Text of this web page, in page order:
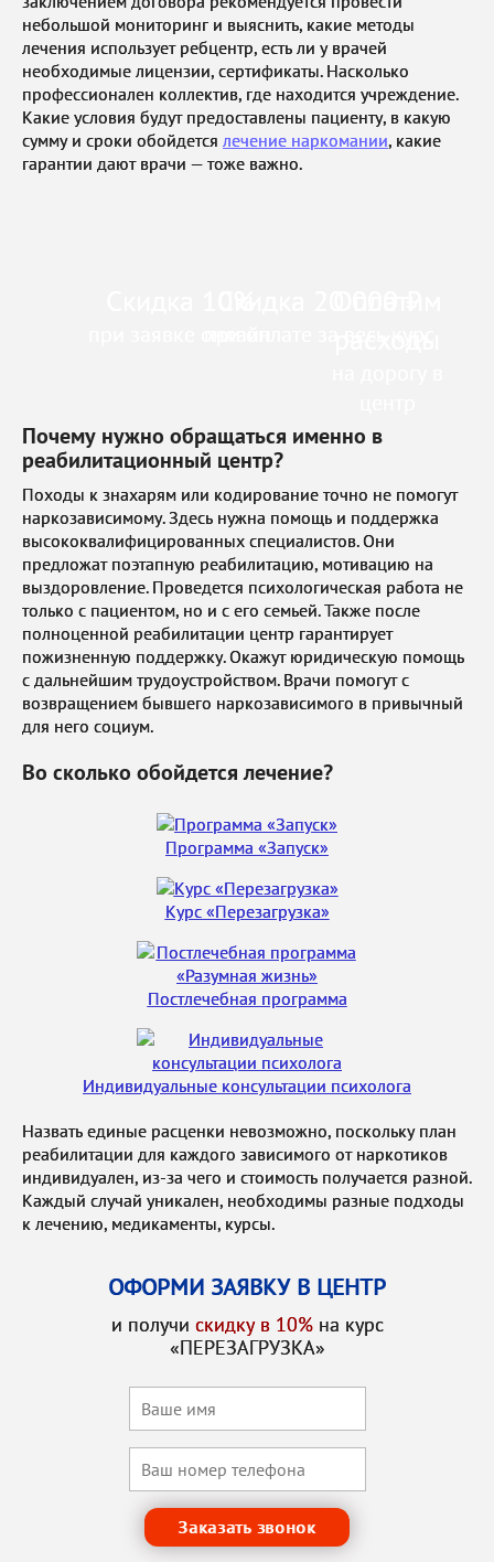
небольшой мониторинг и выяснить, какие методы
лечения использует ребцентр, есть ли у врачей
необходимые лицензии, сертификаты. Насколько
профессионален коллектив, где находится учреждение.
Какие условия будут предоставлены пациенту, в какую
сумму и сроки обойдется лечение наркомании, какие
гарантии дают врачи — тоже важно.
Почему нужно обращаться именно в
реабилитационный центр?
Походы к знахарям или кодирование точно не помогут
наркозависимому. Здесь нужна помощь и поддержка
высококвалифицированных специалистов. Они
предложат поэтапную реабилитацию, мотивацию на
выздоровление. Проведется психологическая работа не
только с пациентом, но и с его семьей. Также после
полноценной реабилитации центр гарантирует
пожизненную поддержку. Окажут юридическую помощь
с дальнейшим трудоустройством. Врачи помогут с
возвращением бывшего наркозависимого в привычный
для него социум.
Во сколько обойдется лечение?
Программа «Запуск»
Курс «Перезагрузка»
Постлечебная программа
Индивидуальные консультации психолога
Назвать единые расценки невозможно, поскольку план
реабилитации для каждого зависимого от наркотиков
индивидуален, из-за чего и стоимость получается разной.
Каждый случай уникален, необходимы разные подходы
к лечению, медикаменты, курсы.
ОФОРМИ ЗАЯВКУ В ЦЕНТР
и получи скидку в 10%на курс
«ПЕРЕЗАГРУЗКА»
Заказать звонок